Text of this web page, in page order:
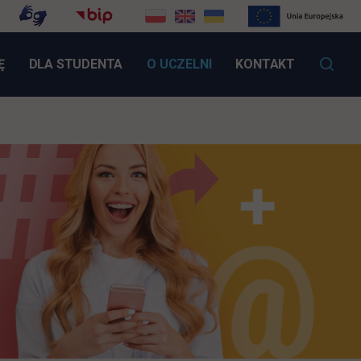
LINK OTWIERA SIĘ W NOWEJ KARCIE
DLA STUDENTA O UCZELNI KONTAKT